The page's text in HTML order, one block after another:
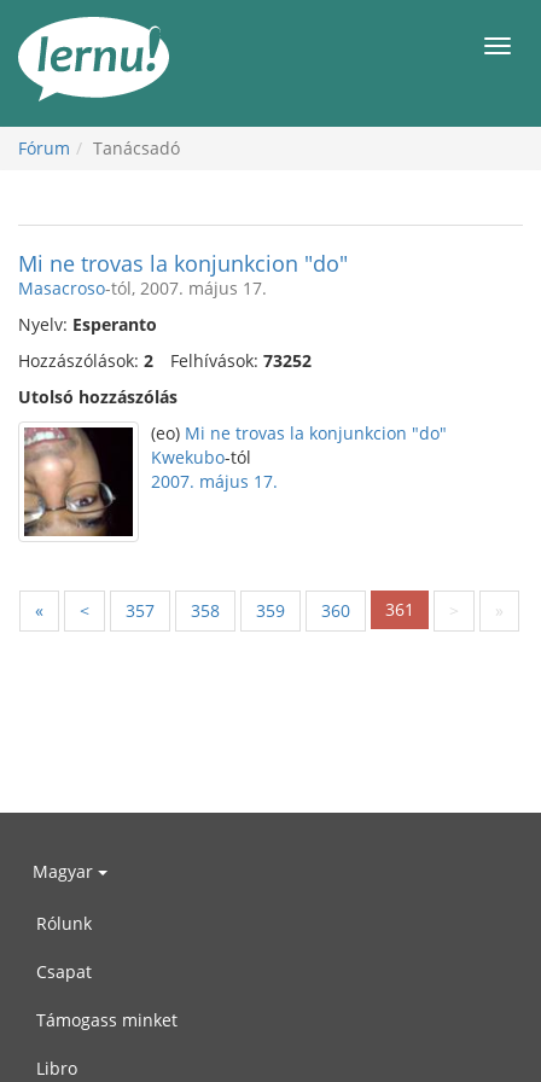
Fórum Tanácsadó
Mi ne trovas la konjunkcion "do"
Masacroso-tól, 2007. május 17.
Nyelv: Esperanto
Hozzászólások: 2 Felhívások: 73252
Utolsó hozzászólás
(eo) Mi ne trovas la konjunkcion "do"
Kwekubo-tól
2007. május 17.
« < 357 358 359 360 361 > »
Magyar
Rólunk
Csapat
Támogass minket
Libro